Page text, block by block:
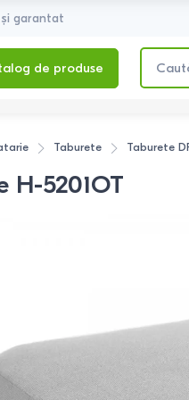
garantat
de produse
Taburete Taburete
H-5201OT